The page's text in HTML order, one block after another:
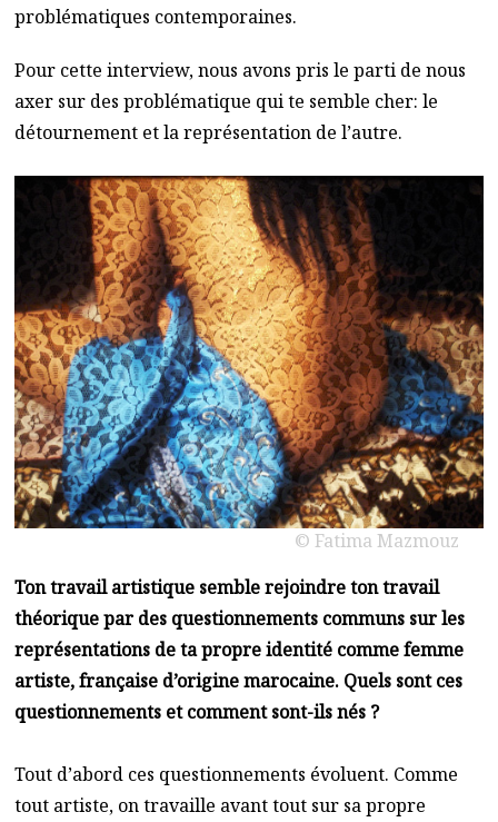
problématiques contemporaines.
Pour cette interview, nous avons pris le parti de nous
axer sur des problématique qui te semble cher: le
détournement et la représentation de l’autre.
© Fatima Mazmouz
Ton travail artistique semble rejoindre ton travail
théorique par des questionnements communs sur les
représentations de ta propre identité comme femme
artiste, française d’origine marocaine. Quels sont ces
questionnements et comment sont-ils nés ?
Tout d’abord ces questionnements évoluent. Comme
tout artiste, on travaille avant tout sur sa propre